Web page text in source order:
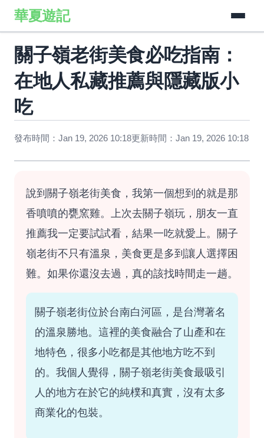
華夏遊記
關子嶺老街美食必吃指南：
在地人私藏推薦與隱藏版小
吃
發布時間：Jan 19, 2026 10:18更新時間：Jan 19, 2026 10:18
說到關子嶺老街美食，我第一個想到的就是那
香噴噴的甕窯雞。上次去關子嶺玩，朋友一直
推薦我一定要試試看，結果一吃就愛上。關子
嶺老街不只有溫泉，美食更是多到讓人選擇困
難。如果你還沒去過，真的該找時間走一趟。
關子嶺老街位於台南白河區，是台灣著名
的溫泉勝地。這裡的美食融合了山產和在
地特色，很多小吃都是其他地方吃不到
的。我個人覺得，關子嶺老街美食最吸引
人的地方在於它的純樸和真實，沒有太多
商業化的包裝。